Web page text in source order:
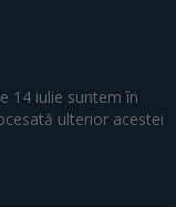
14 iulie suntem în
ulterior acestei